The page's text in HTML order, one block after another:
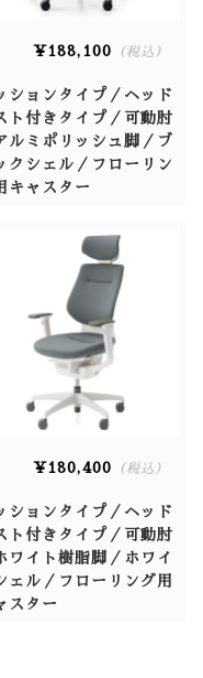
¥188,100 （税込）
ションタイプ／ヘッド
ト付きタイプ／可動肘
ルミポリッシュ脚／ブ
クシェル／フローリン
キャスター
¥180,400 （税込）
ションタイプ／ヘッド
ト付きタイプ／可動肘
ワイト樹脂脚／ホワイ
ェル／フローリング用
スター